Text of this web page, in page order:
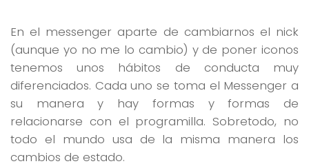
En el messenger aparte de cambiarnos el nick
(aunque yo no me lo cambio) y de poner iconos
tenemos unos hábitos de conducta muy
diferenciados. Cada uno se toma el Messenger a
su manera y hay formas y formas de
relacionarse con el programilla. Sobretodo, no
todo el mundo usa de la misma manera los
cambios de estado.